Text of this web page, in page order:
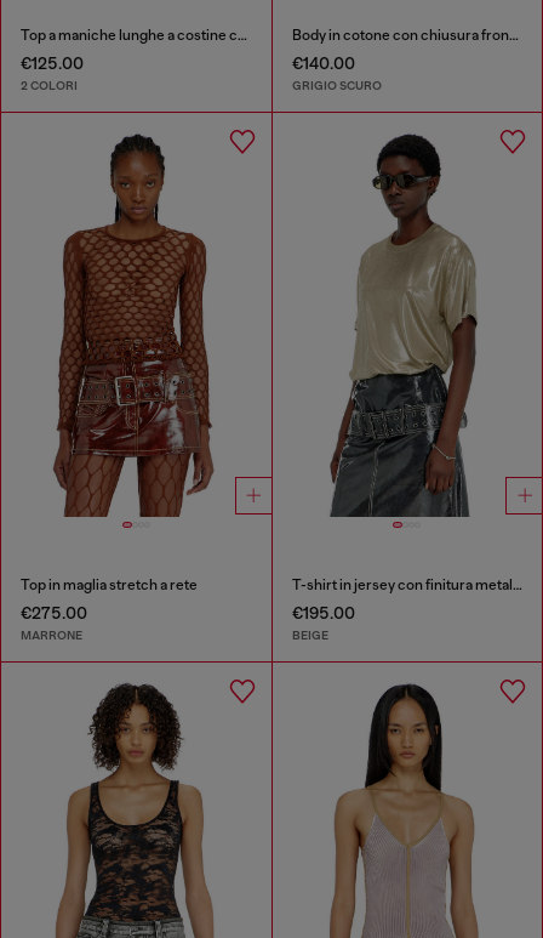
Top a maniche lunghe a costine con Oval D metallico
€125.00
2 COLORI
Body in cotone con chiusura frontale a bottoni
€140.00
GRIGIO SCURO
Top in maglia stretch a rete
€275.00
MARRONE
T-shirt in jersey con finitura metallizzata
€195.00
BEIGE